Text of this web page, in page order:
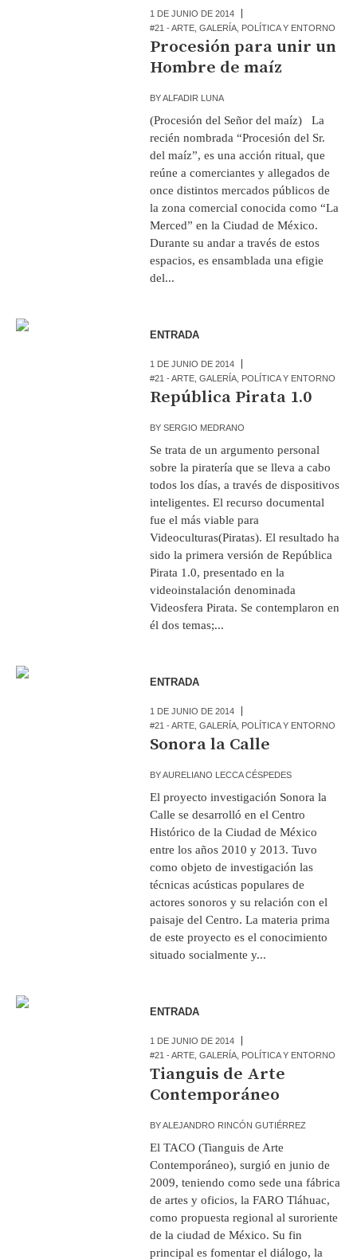
1 DE JUNIO DE 2014
#21 - ARTE ,GALERÍA POLÍTICA Y ENTORNO
Procesión para unir un
Hombre de maíz
BYALFADIR LUNA
(Procesión del Señor del maíz) La
recién nombrada “Procesión del Sr.
del maíz”, es una acción ritual, que
reúne a comerciantes y allegados de
once distintos mercados públicos de
la zona comercial conocida como “La
Merced” en la Ciudad de México.
Durante su andar a través de estos
espacios, es ensamblada una efigie
del...
ENTRADA
1 DE JUNIO DE 2014
#21 - ARTE ,GALERÍA POLÍTICA Y ENTORNO
República Pirata 1.0
BYSERGIO MEDRANO
Se trata de un argumento personal
sobre la piratería que se lleva a cabo
todos los días, a través de dispositivos
inteligentes. El recurso documental
fue el más viable para
Videoculturas(Piratas). El resultado ha
sido la primera versión de República
Pirata 1.0, presentado en la
videoinstalación denominada
Videosfera Pirata. Se contemplaron en
él dos temas;...
ENTRADA
1 DE JUNIO DE 2014
#21 - ARTE ,GALERÍA POLÍTICA Y ENTORNO
Sonora la Calle
BYAURELIANO LECCA CÉSPEDES
El proyecto investigación Sonora la
Calle se desarrolló en el Centro
Histórico de la Ciudad de México
entre los años 2010 y 2013. Tuvo
como objeto de investigación las
técnicas acústicas populares de
actores sonoros y su relación con el
paisaje del Centro. La materia prima
de este proyecto es el conocimiento
situado socialmente y...
ENTRADA
1 DE JUNIO DE 2014
#21 - ARTE ,GALERÍA POLÍTICA Y ENTORNO
Tianguis de Arte
Contemporáneo
BYALEJANDRO RINCÓN GUTIÉRREZ
El TACO (Tianguis de Arte
Contemporáneo), surgió en junio de
2009, teniendo como sede una fábrica
de artes y oficios, la FARO Tláhuac,
como propuesta regional al suroriente
de la ciudad de México. Su fin
principal es fomentar el diálogo, la